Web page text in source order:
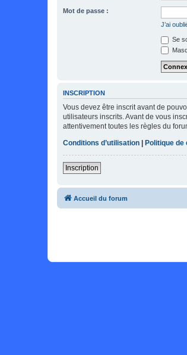
Mot de passe :
J’ai
Se
INSCRIPTION
Vous devez être inscrit avant de
utilisateurs inscrits. Avant de vous
attentivement toutes les règles du
Conditions d’utilisation | Politique de
Inscription
Accueil du forum